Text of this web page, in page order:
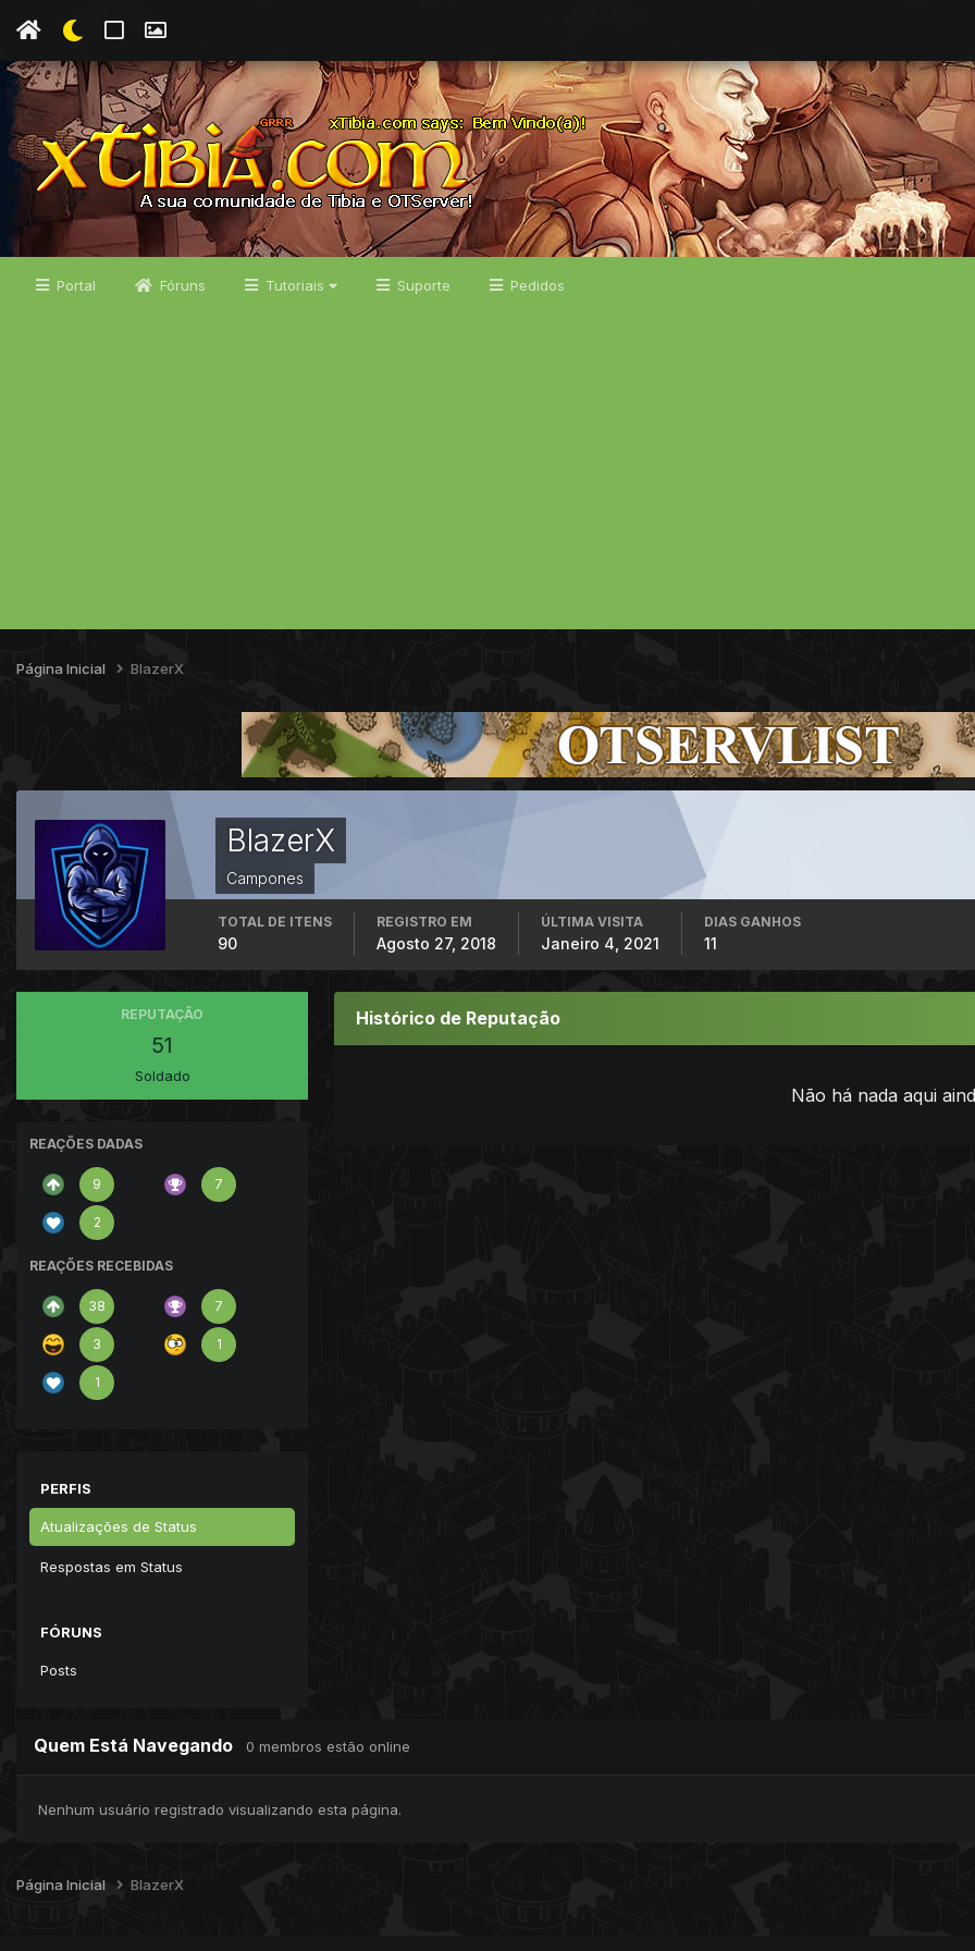
Portal Fóruns Tutoriais Suporte Pedidos
Página Inicial BlazerX
BlazerX
Campones
TOTAL DE ITENS
90
REGISTRO EM
Agosto 27, 2018
ÚLTIMA VISITA
Janeiro 4, 2021
DIAS GANHOS
11
REPUTAÇÃO
51
Soldado
REAÇÕES DADAS
9 7
2
REAÇÕES RECEBIDAS
38 7
3 1
1
PERFIS
Atualizações de Status
Respostas em Status
FÓRUNS
Posts
Histórico de Reputação
Não há nada aqui
Quem Está Navegando 0 membros estão online
Nenhum usuário registrado visualizando esta página.
Página Inicial BlazerX